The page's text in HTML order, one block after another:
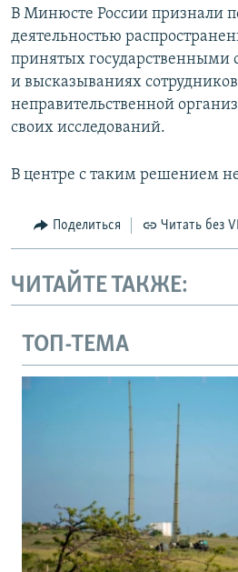
В Минюсте России признали
деятельностью
принятых
и высказываниях сотрудников
неправительственной
своих исследований.
В центре с таким решением не
Поделиться Читать без
ЧИТАЙТЕ ТАКЖЕ:
ТОП-ТЕМА